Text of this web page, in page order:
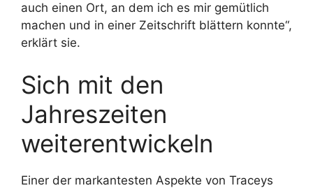
auch einen Ort, an dem ich es mir gemütlich
machen und in einer Zeitschrift blättern konnte“,
erklärt sie.
Sich mit den
Jahreszeiten
weiterentwickeln
Einer der markantesten Aspekte von Traceys